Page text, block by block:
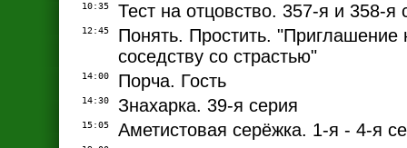
10:35 Тест на отцовство. 357-я и 358-я
12:45
Понять. Простить. "Приглашение
соседству со страстью"
14:00 Порча. Гость
14:30 Знахарка. 39-я серия
15:05 Аметистовая серёжка. 1-я - 4-я